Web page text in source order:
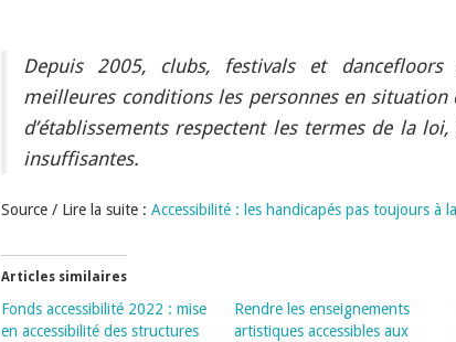
Depuis 2005, clubs, festivals et
meilleures conditions les personnes en situation
d’établissements respectent les termes de la
insuffisantes.
Source / Lire la suite : Accessibilité : les handicapés pas toujours à
Articles similaires
Fonds accessibilité 2022 : mise
en accessibilité des structures
Rendre les enseignements
artistiques accessibles aux